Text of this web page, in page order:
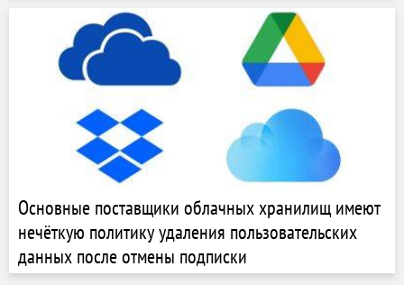
Основные поставщики облачных хранилищ имеют
нечёткую политику удаления пользовательских
данных после отмены подписки